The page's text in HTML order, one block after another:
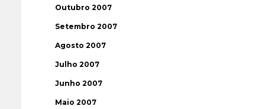
Outubro 2007
Setembro 2007
Agosto 2007
Julho 2007
Junho 2007
Maio 2007